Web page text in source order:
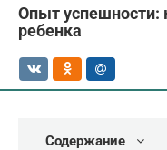
Опыт успешности:
ребенка
Содержание